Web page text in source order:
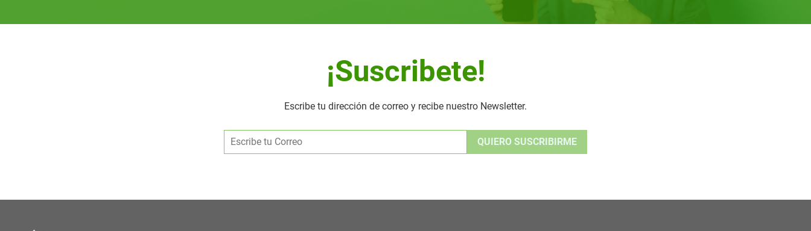
¡Suscribete!
Escribe tu dirección de correo y recibe nuestro Newsletter.
Alternative: